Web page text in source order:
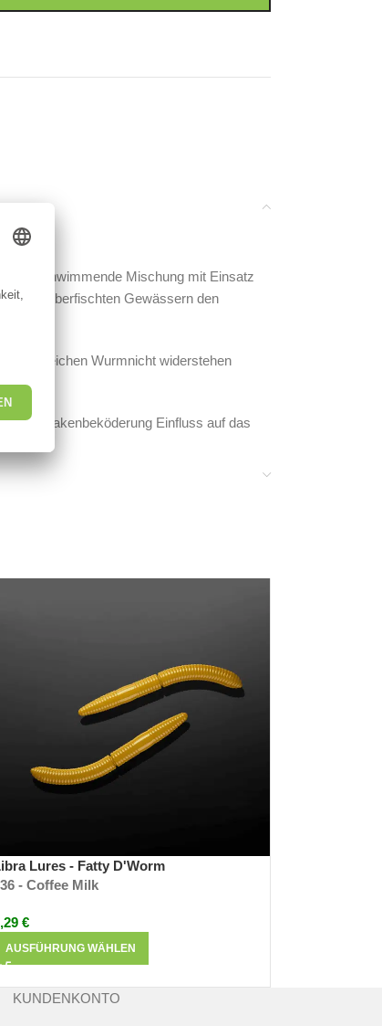
hochschwimmende Mischung mit Einsatz
bei überfischten Gewässern den
weichen Wurmnicht widerstehen
Hakenbeköderung Einfluss auf das
resistenter gegen Fischzähne und
Lures - Fatty D'Worm
- Coffee Milk
€
AUSFÜHRUNG WÄHLEN
KUNDENKONTO